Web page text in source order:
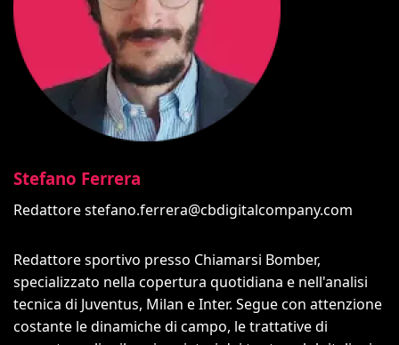
Stefano Ferrera
Redattorestefano.ferrera@cbdigitalcompany.com
Redattore sportivo presso Chiamarsi Bomber,
specializzato nella copertura quotidiana e nell'analisi
tecnica di Juventus, Milan e Inter. Segue con attenzione
costante le dinamiche di campo, le trattative di